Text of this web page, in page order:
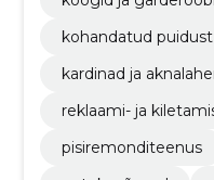
kohandatud
kardinad ja
reklaami- ja
pisiremonditeenus